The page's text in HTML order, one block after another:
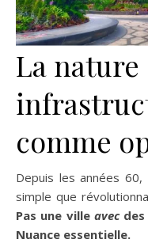
La nature
comme
Depuis les années 60,
simple que
Pas une ville avecdes
Nuance essentielle.